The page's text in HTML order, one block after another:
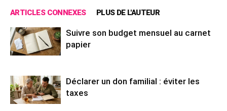
ARTICLES CONNEXES PLUS DE L'AUTEUR
Suivre son budget mensuel au carnet
papier
Déclarer un don familial : éviter les
taxes